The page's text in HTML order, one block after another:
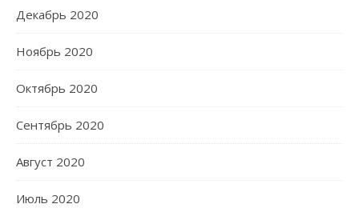
Декабрь 2020
Ноябрь 2020
Октябрь 2020
Сентябрь 2020
Август 2020
Июль 2020